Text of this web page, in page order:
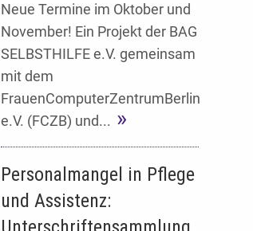
Neue Termine im Oktober und
November! Ein Projekt der BAG
SELBSTHILFE e.V. gemeinsam
mit dem
FrauenComputerZentrumBerlin
e.V. (FCZB) und...
Personalmangel in Pflege
und Assistenz: